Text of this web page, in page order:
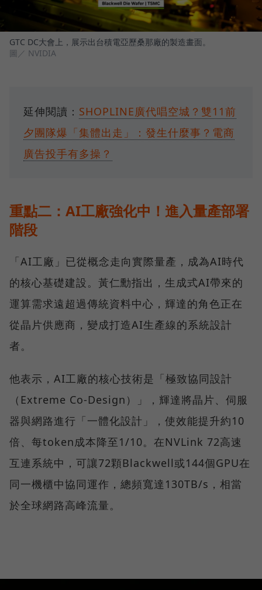
GTC DC大會上，展示出台積電亞歷桑那廠的製造畫面。
圖／ NVIDIA
延伸閱讀： SHOPLINE廣代唱空城？雙11前
夕團隊爆「集體出走」：發生什麼事？電商
廣告投手有多操？
重點二：AI工廠強化中！進入量產部署
階段
「AI工廠」已從概念走向實際量產，成為AI時代
的核心基礎建設。黃仁勳指出，生成式AI帶來的
運算需求遠超過傳統資料中心，輝達的角色正在
從晶片供應商，變成打造AI生產線的系統設計
者。
他表示，AI工廠的核心技術是「極致協同設計
（Extreme Co-Design）」，輝達將晶片、伺服
器與網路進行「一體化設計」，使效能提升約10
倍、每token成本降至1/10。在NVLink 72高速
互連系統中，可讓72顆Blackwell或144個GPU在
同一機櫃中協同運作，總頻寬達130TB/s，相當
於全球網路高峰流量。